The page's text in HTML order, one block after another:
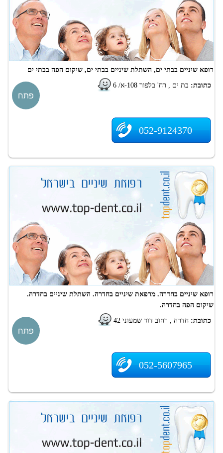
רופא שיניים בבתי ים, השתלת שיניים בבתי ים, שיקום הפה בבתי ים
כתובת: בת ים , רח' בלפור 108-א/ 6
052-9124370
פתח
רופא שיניים בחדרה. מרפאת שיניים בחדרה. השתלת שיניים בחדרה.
שיקום הפה בחדרה.
כתובת: חדרה , רחוב דוד שמעוני 42
052-5607965
פתח